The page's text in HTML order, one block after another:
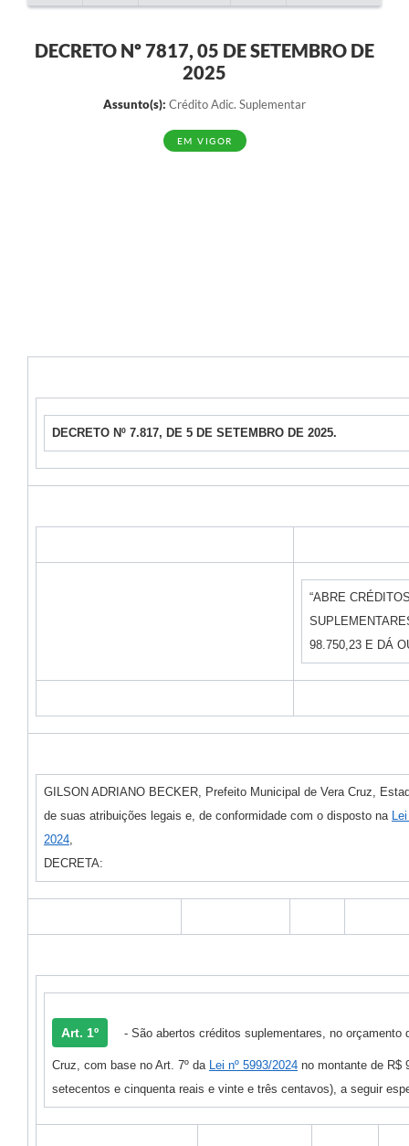
DECRETO Nº 7817, 05 DE SETEMBRO DE
2025
Assunto(s): Crédito Adic. Suplementar
EM VIGOR
DECRETO Nº 7.817, DE 5 DE SETEMBRO DE 2025.
“ABRE
98.750,23 E DÁ
GILSON ADRIANO BECKER, Prefeito Municipal de Vera Cruz,
de suas atribuições legais e, de conformidade com o disposto na
2024,
DECRETA:
Art. 1º - São abertos créditos suplementares, no orçamento
Cruz, com base no Art. 7º da Lei nº 5993/2024 no montante de R$
setecentos e cinquenta reais e vinte e três centavos), a seguir